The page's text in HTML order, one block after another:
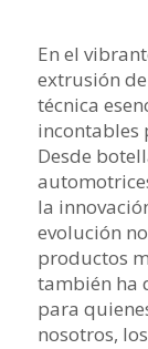
En el
extrusión
técnica
incontables
Desde
la
evolución
productos
también ha
para
nosotros,